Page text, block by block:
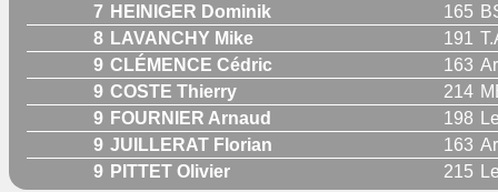
7 HEINIGER Dominik 165
8 LAVANCHY Mike 191
9 CLÉMENCE Cédric 163
9 COSTE Thierry 214
9 FOURNIER Arnaud 198
9 JUILLERAT Florian 163
9 PITTET Olivier 215